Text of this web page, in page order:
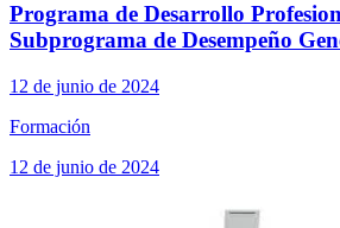
Programa de Desarrollo
Subprograma de Desempeño
12 de junio de 2024
Formación
12 de junio de 2024